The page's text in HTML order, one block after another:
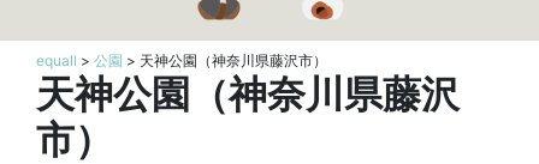
equall > 公園 > 天神公園（神奈川県藤沢市）
天神公園（神奈川県藤沢
市）